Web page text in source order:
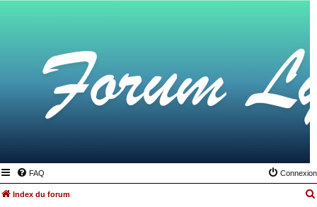
FAQ Connexion
Index du forum